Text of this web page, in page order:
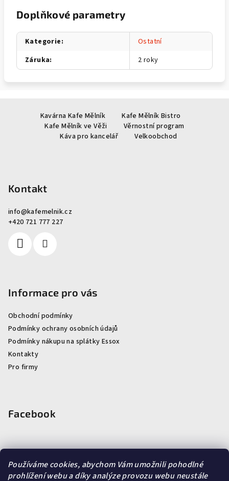
Používáme cookies, abychom Vám umožnili pohodlné
prohlížení webu a díky analýze provozu webu neustále
Doplňkové parametry
Kategorie:
Ostatní
Záruka: 2 roky
Kavárna Kafe Mělník
Kafe Mělník Bistro
Kafe Mělník ve Věži
Věrnostní program
Káva pro kancelář
Velkoobchod
Kontakt
info@kafemelnik.cz
+420 721 777 227
Informace pro vás
Obchodní podmínky
Podmínky ochrany osobních údajů
Podmínky nákupu na splátky Essox
Kontakty
Pro firmy
Facebook
Vyhledávání